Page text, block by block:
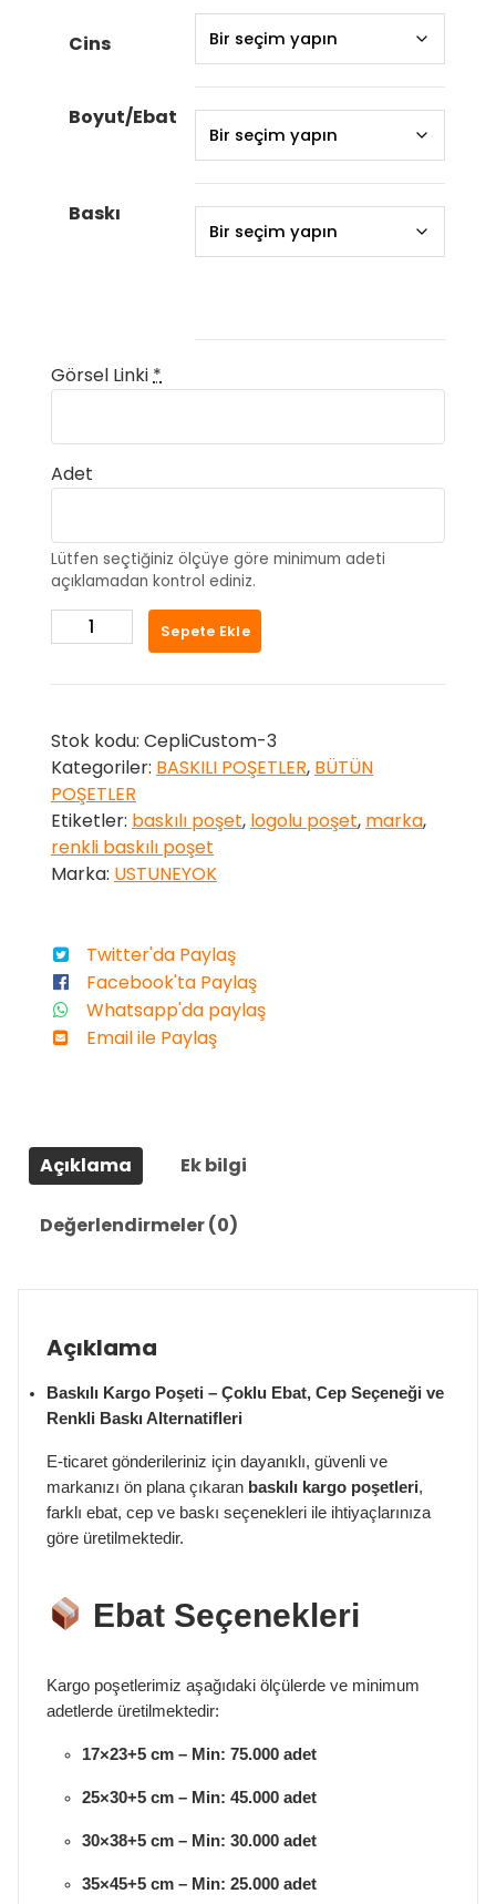
Cins
Boyut/Ebat
Baskı
Görsel Linki*
Adet
Lütfen seçtiğiniz ölçüye göre minimum adeti
açıklamadan kontrol ediniz.
Beyaz
Renkli
Poşeti
adet
Sepete Ekle
Stok kodu: CepliCustom-3
Kategoriler: BASKILI POŞETLER, BÜTÜN
POŞETLER
Etiketler: baskılı poşet, logolu poşet, marka,
renkli baskılı poşet
Marka: USTUNEYOK
Twitter'da Paylaş
Facebook'ta Paylaş
Whatsapp'da paylaş
Email ile Paylaş
Açıklama Ek bilgi
Değerlendirmeler (0)
Açıklama
Baskılı Kargo Poşeti – Çoklu Ebat, Cep Seçeneği ve
Renkli Baskı Alternatifleri
E-ticaret gönderileriniz için dayanıklı, güvenli ve
markanızı ön plana çıkaran baskılı kargo poşetleri,
farklı ebat, cep ve baskı seçenekleri ile ihtiyaçlarınıza
göre üretilmektedir.
Ebat Seçenekleri
Kargo poşetlerimiz aşağıdaki ölçülerde ve minimum
adetlerde üretilmektedir:
17×23+5 cm – Min: 75.000 adet
25×30+5 cm – Min: 45.000 adet
30×38+5 cm – Min: 30.000 adet
35×45+5 cm – Min: 25.000 adet